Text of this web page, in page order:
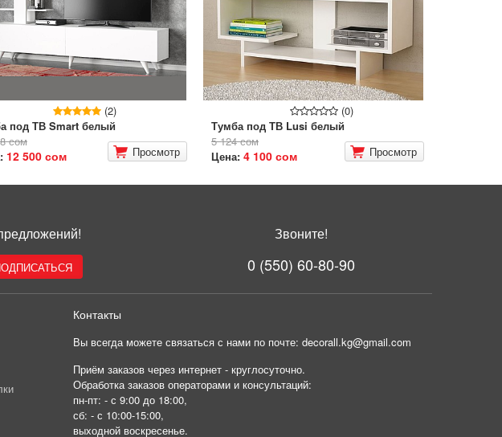
(2)
под ТВ Smart белый
сом
12 500 сом Просмотр
(0)
Тумба под ТВ Lusi белый
5 124 сом
Цена: 4 100 сом Просмотр
Звоните!
0 (550) 60-80-90
Контакты
Вы всегда можете связаться с нами по почте: decorall.kg@gmail.com
Приём заказов через интернет - круглосуточно.
Обработка заказов операторами и консультаций:
пн-пт: - с 9:00 до 18:00,
сб: - с 10:00-15:00,
выходной воскресенье.